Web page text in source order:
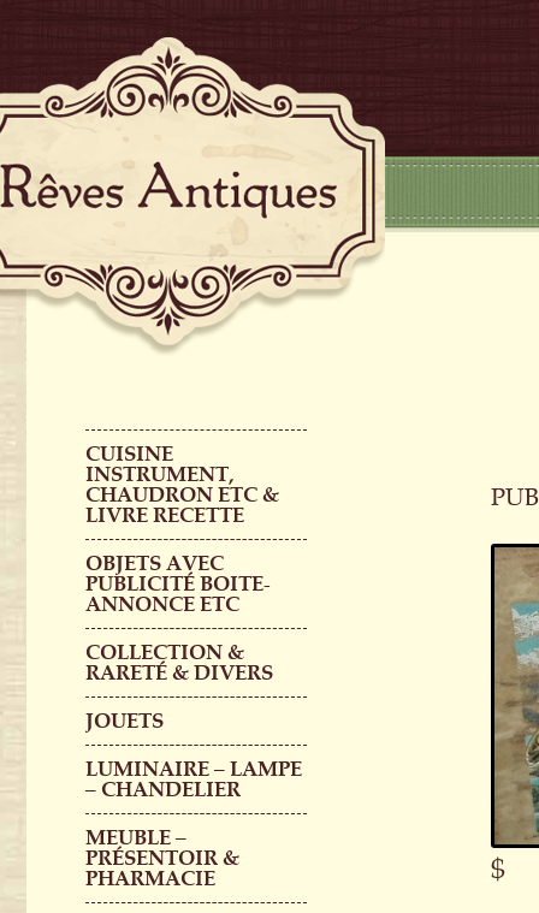
CUISINE
INSTRUMENT,
CHAUDRON ETC &
LIVRE RECETTE
OBJETS AVEC
PUBLICITÉ BOITE-
ANNONCE ETC
COLLECTION &
RARETÉ & DIVERS
JOUETS
LUMINAIRE – LAMPE
– CHANDELIER
MEUBLE –
PRÉSENTOIR &
PHARMACIE
$